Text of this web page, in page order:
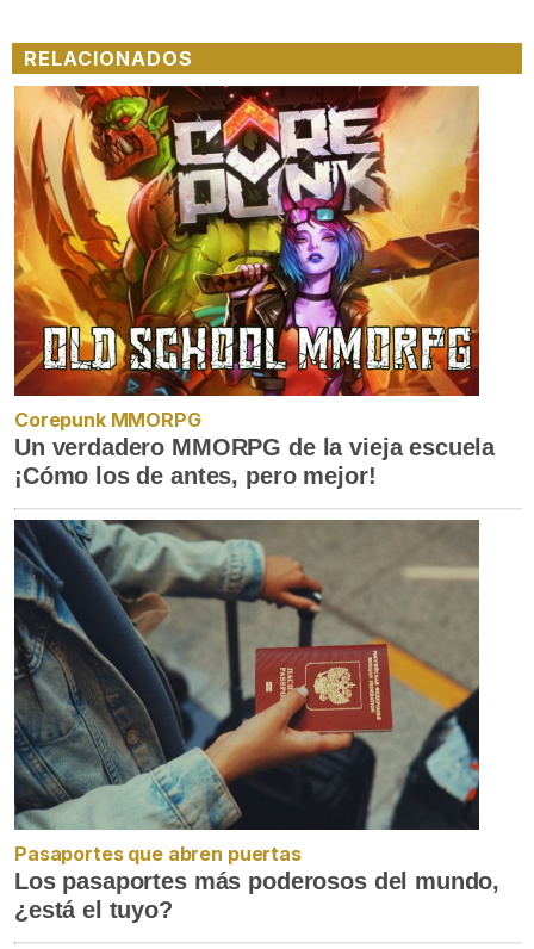
RELACIONADOS
Corepunk MMORPG
Un verdadero MMORPG de la vieja escuela
¡Cómo los de antes, pero mejor!
Pasaportes que abren puertas
Los pasaportes más poderosos del mundo,
¿está el tuyo?